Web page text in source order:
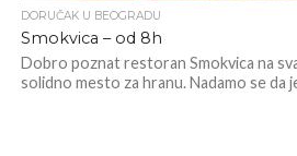
DORUČAK U BEOGRADU
Smokvica – od 8h
Dobro poznat restoran Smokvica na
solidno mesto za hranu. Nadamo se da